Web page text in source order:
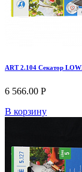
ART 2.104 Секатор
6 566.00 Р
В корзину